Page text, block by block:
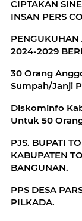
CIPTAKAN
INSAN PERS
PENGUKUHAN
2024-2029
30 Orang
Sumpah/Janji
Diskominfo
Untuk 50
PJS. BUPATI TOBA & DPRD TEKEN
KABUPATEN
BANGUNAN.
PPS DESA
PILKADA.